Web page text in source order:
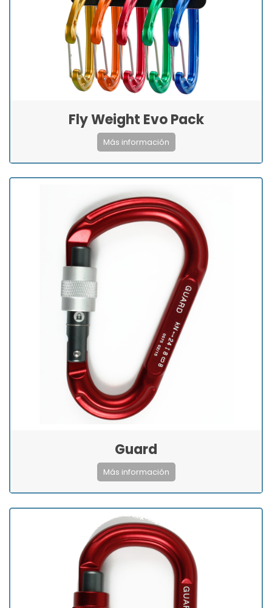
Fly Weight Evo Pack
Más información
Guard
Más información